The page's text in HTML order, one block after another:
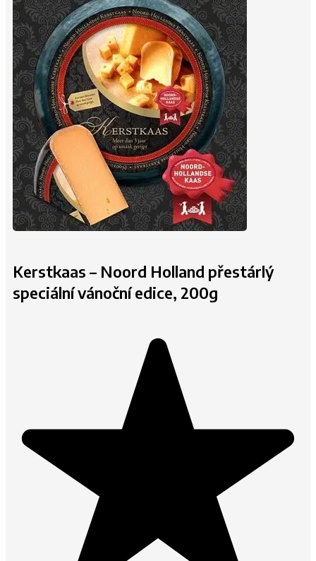
Kerstkaas – Noord Holland přestárlý
speciální vánoční edice, 200g